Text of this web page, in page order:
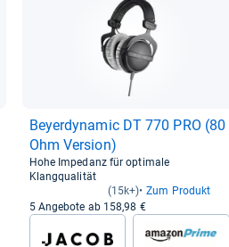
Beyerdy­na­mic DT 770 PRO (80
Ohm Ver­sion)
Hohe Impedanz für optimale
Klangqualität
(15k+) Zum Produkt
5 Angebote ab 158,98 €